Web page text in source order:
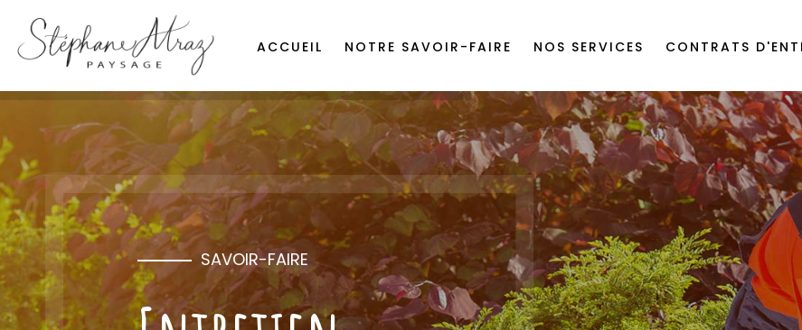
ACCUEIL NOTRE SAVOIR-FAIRE NOS SERVICES CONTRATS
SAVOIR-FAIRE